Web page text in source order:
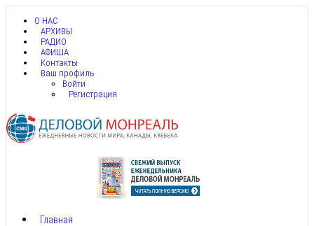
О НАС
АРХИВЫ
РАДИО
АФИША
Контакты
Ваш профиль
Войти
Регистрация
Главная